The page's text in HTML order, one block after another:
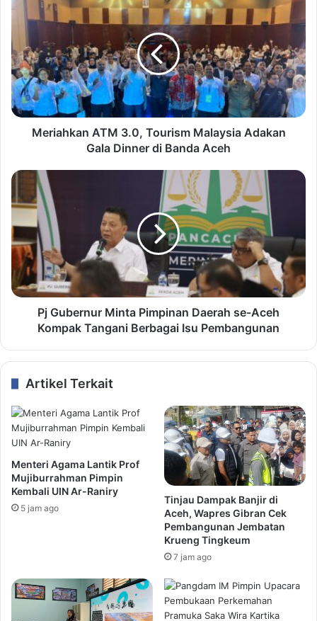
Meriahkan ATM 3.0, Tourism Malaysia Adakan
Gala Dinner di Banda Aceh
Pj Gubernur Minta Pimpinan Daerah se-Aceh
Kompak Tangani Berbagai Isu Pembangunan
Artikel Terkait
Menteri Agama Lantik Prof
Mujiburrahman Pimpin
Kembali UIN Ar-Raniry
5 jam ago
Tinjau Dampak Banjir di
Aceh, Wapres Gibran Cek
Pembangunan Jembatan
Krueng Tingkeum
7 jam ago